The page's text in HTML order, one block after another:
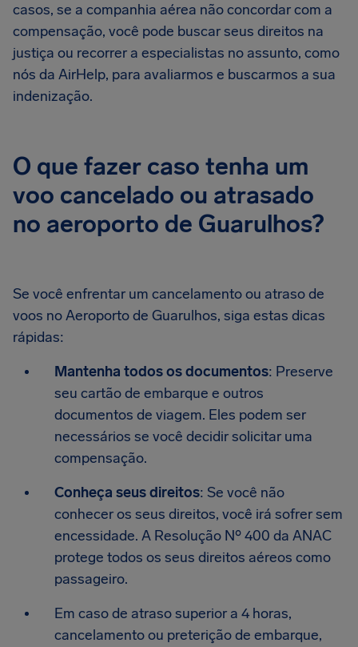
casos, se a companhia aérea não concordar com a
compensação, você pode buscar seus direitos na
justiça ou recorrer a especialistas no assunto, como
nós da AirHelp, para avaliarmos e buscarmos a sua
indenização.
O que fazer caso tenha um
voo cancelado ou atrasado
no aeroporto de Guarulhos?
Se você enfrentar um cancelamento ou atraso de
voos no Aeroporto de Guarulhos, siga estas dicas
rápidas:
Mantenha todos os documentos: Preserve
seu cartão de embarque e outros
documentos de viagem. Eles podem ser
necessários se você decidir solicitar uma
compensação.
Conheça seus direitos: Se você não
conhecer os seus direitos, você irá sofrer sem
encessidade. A Resolução Nº 400 da ANAC
protege todos os seus direitos aéreos como
passageiro.
Em caso de atraso superior a 4 horas,
cancelamento ou preterição de embarque,